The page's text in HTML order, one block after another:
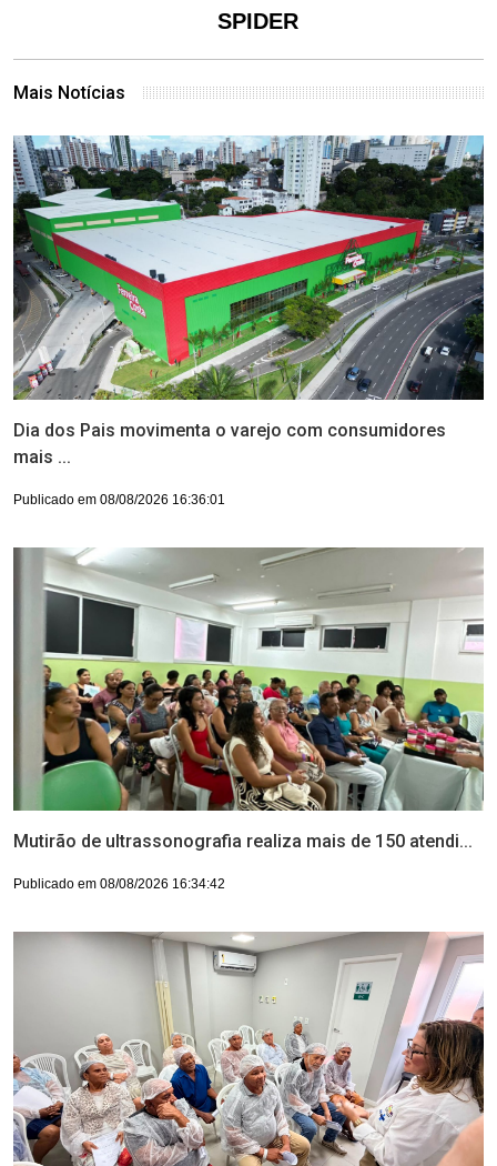
SPIDER
Mais Notícias
Dia dos Pais movimenta o varejo com consumidores
mais ...
Publicado em 08/08/2026 16:36:01
Mutirão de ultrassonografia realiza mais de 150 atendi...
Publicado em 08/08/2026 16:34:42